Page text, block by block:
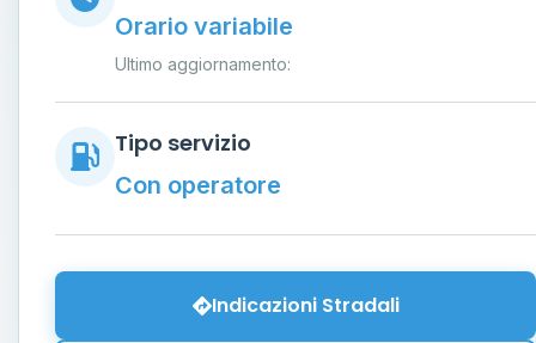
Orario variabile
Ultimo aggiornamento:
Tipo servizio
Con operatore
Indicazioni Stradali